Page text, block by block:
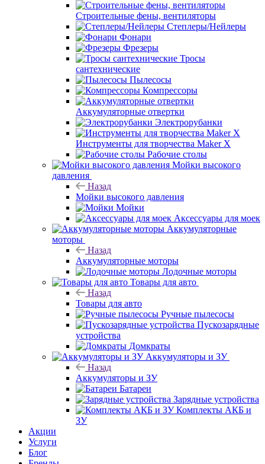
Строительные фены, вентиляторы
Степлеры/Нейлеры
Фонари
Фрезеры
Тросы
сантехнические
Пылесосы
Компрессоры
Аккумуляторные отвертки
Электрорубанки
Инструменты для творчества Maker X
Рабочие столы
Мойки высокого
давления
Назад
Мойки высокого давления
Мойки
Аксессуары для моек
Аккумуляторные
моторы
Назад
Аккумуляторные моторы
Лодочные моторы
Товары для авто
Назад
Товары для авто
Ручные пылесосы
Пускозарядные
устройства
Домкраты
Аккумуляторы и ЗУ
Назад
Аккумуляторы и ЗУ
Батареи
Зарядные устройства
Комплекты АКБ и
ЗУ
Акции
Услуги
Блог